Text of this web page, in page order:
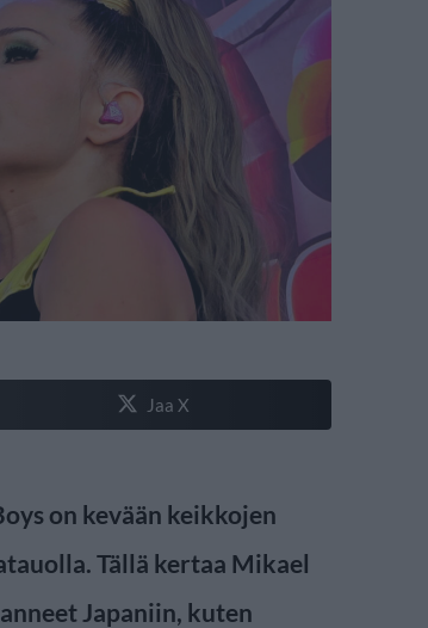
Jaa X
on kevään keikkojen
Tällä kertaa Mikael
Japaniin, kuten